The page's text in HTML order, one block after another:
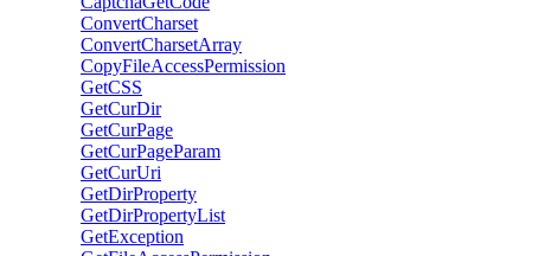
ConvertCharset
ConvertCharsetArray
CopyFileAccessPermission
GetCSS
GetCurDir
GetCurPage
GetCurPageParam
GetCurUri
GetDirProperty
GetDirPropertyList
GetException